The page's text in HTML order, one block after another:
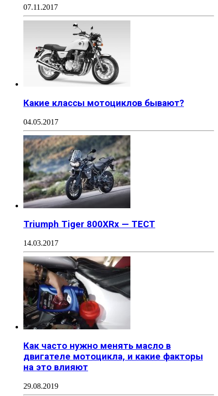
07.11.2017
Какие классы мотоциклов бывают?
04.05.2017
Triumph Tiger 800XRx — ТЕСТ
14.03.2017
Как часто нужно менять масло в
двигателе мотоцикла, и какие факторы
на это влияют
29.08.2019